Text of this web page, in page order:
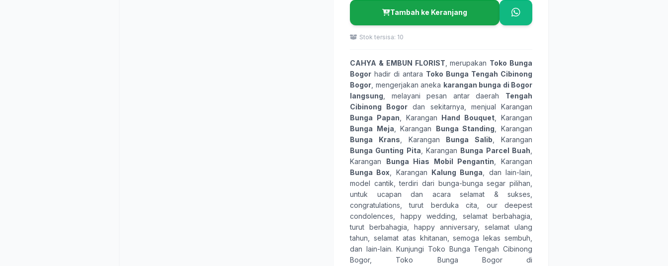
Tambah ke Keranjang
Stok tersisa: 10
CAHYA & EMBUN FLORIST , merupakan Toko Bunga
Bogor hadir di antara Toko Bunga Tengah Cibinong
Bogor , mengerjakan aneka karangan bunga di Bogor
langsung , melayani pesan antar daerah Tengah
Cibinong Bogor
dan sekitarnya, menjual Karangan
Bunga Papan , Karangan Hand Bouquet , Karangan
Bunga Meja , Karangan Bunga Standing , Karangan
Bunga Krans , Karangan Bunga Salib , Karangan
Bunga Gunting Pita , Karangan Bunga Parcel Buah
Karangan Bunga Hias Mobil Pengantin , Karangan
Bunga Box , Karangan Kalung Bunga , dan lain-lain,
model cantik, terdiri dari bunga-bunga segar pilihan,
untuk ucapan dan acara selamat & sukses
congratulations ,turut berduka cita
our deepest
condolences
happy wedding selamat berbahagia
turut berbahagia
happy anniversary, selamat ulang
tahun
selamat atas khitanan ,semoga lekas sembuh
dan lain-lain. Kunjungi Toko Bunga Tengah Cibinong
Bogor, Toko Bunga Bogordi